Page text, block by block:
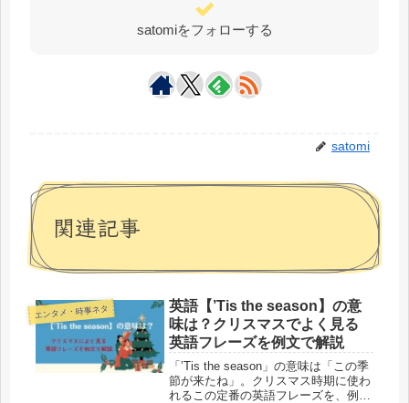
satomiをフォローする
satomi
関連記事
エンタメ・時事ネタ
英語【’Tis the season】の意
味は？クリスマスでよく見る
英語フレーズを例文で解説
「’Tis the season」の意味は「この季
節が来たね」。クリスマス時期に使わ
れるこの定番の英語フレーズを、例文